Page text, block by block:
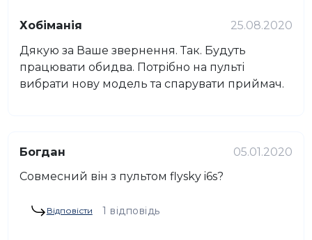
Хобіманія
25.08.2020
Дякую за Ваше звернення. Так. Будуть
працювати обидва. Потрібно на пульті
вибрати нову модель та спарувати приймач.
Богдан
05.01.2020
Совмесний він з пультом flysky i6s?
Відповісти 1 відповідь